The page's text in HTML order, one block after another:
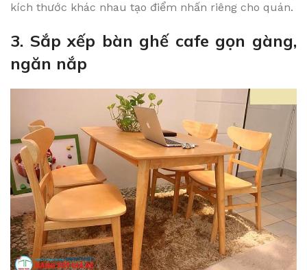
kích thước khác nhau tạo điểm nhấn riêng cho quán.
3. Sắp xếp bàn ghế cafe gọn gàng,
ngăn nắp